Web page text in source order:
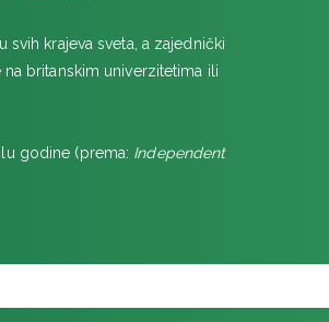
krajeva sveta, a zajednički
britanskim univerzitetima ili
godine (prema: Independent